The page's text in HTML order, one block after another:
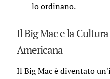
lo ordinano.
Il Big Mac e la
Americana
Il Big Mac è diventato